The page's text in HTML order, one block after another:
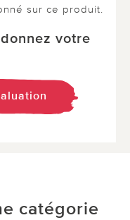
sur ce produit.
votre
catégorie